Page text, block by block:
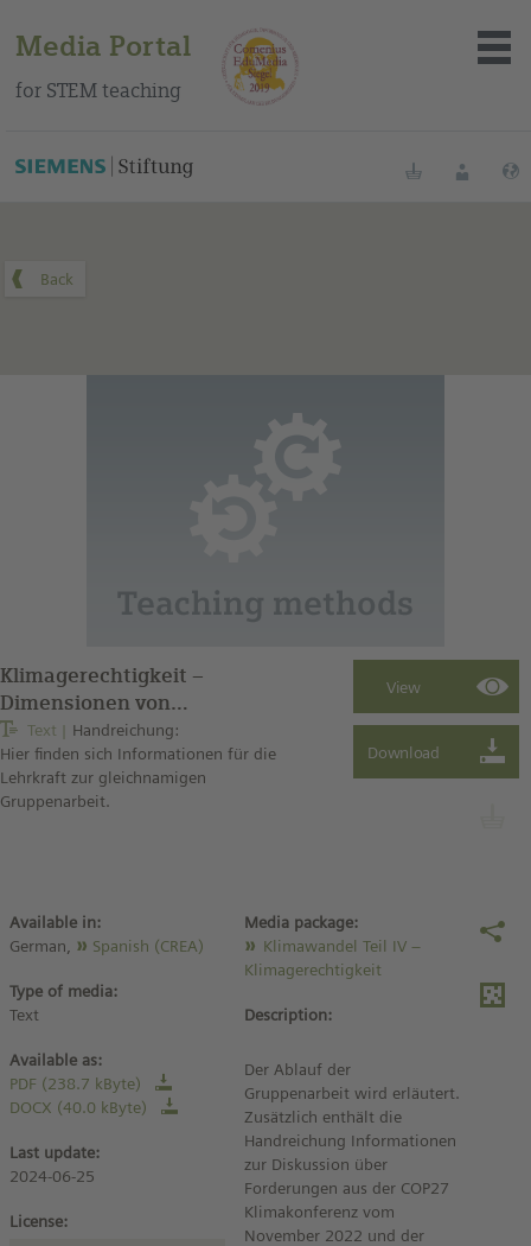
Media Portal
for STEM teaching
About the portal
BookmarksLogin
Klimagerechtigkeit –
Dimensionen von
Klimagerechtigkeit
(Hinweise für die Lehrkraft)
Text
Handreichung:
Hier finden sich Informationen für die
Lehrkraft zur gleichnamigen
Gruppenarbeit.
Available in:
German,
Spanish (CREA)
Type of media:
Text
Available as:
PDF (238.7 kByte)
DOCX (40.0 kByte)
Last update:
2024-06-25
License:
Media package:
Klimawandel Teil IV –
Klimagerechtigkeit
Description:
Der Ablauf der
Gruppenarbeit wird erläutert.
Zusätzlich enthält die
Handreichung Informationen
zur Diskussion über
Forderungen aus der COP27
Klimakonferenz vom
November 2022 und der
You can find this medium on our Spanish education portal